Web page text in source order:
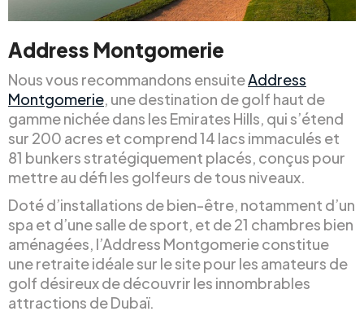
Address Montgomerie
Nous vous recommandons ensuiteAddress
Montgomerie, une destination de golf haut de
gamme nichée dans les Emirates Hills, qui s’étend
sur 200 acres et comprend 14 lacs immaculés et
81 bunkers stratégiquement placés, conçus pour
mettre au défi les golfeurs de tous niveaux.
Doté d’installations de bien-être, notamment d’un
spa et d’une salle de sport, et de 21 chambres bien
aménagées, l’Address Montgomerie constitue
une retraite idéale sur le site pour les amateurs de
golf désireux de découvrir les innombrables
attractions de Dubaï.